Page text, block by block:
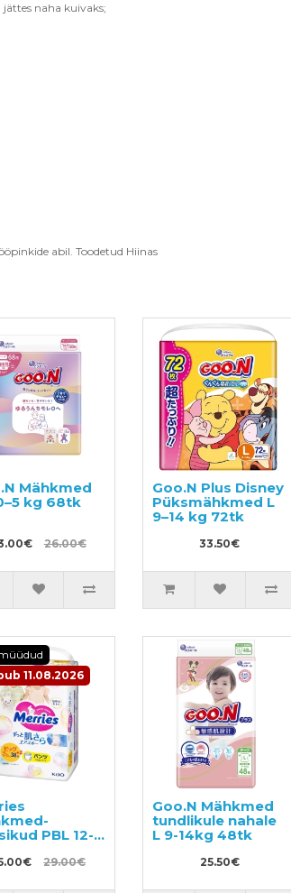
naha kuivaks;
abil. Toodetud Hiinas
Mähkmed
kg 68tk
26.00€
Goo.N Plus Disney
Püksmähkmed L
9–14 kg 72tk
33.50€
11.08.2026
PBL 12-
29.00€
Goo.N Mähkmed
tundlikule nahale
L 9-14kg 48tk
25.50€